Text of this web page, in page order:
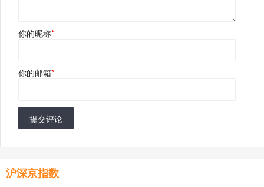
你的昵称*
你的邮箱*
提交评论
沪深京指数